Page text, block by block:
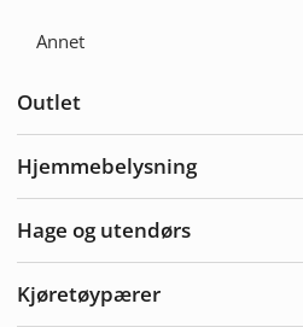
Annet
Outlet
Hjemmebelysning
Hage og utendørs
Kjøretøypærer